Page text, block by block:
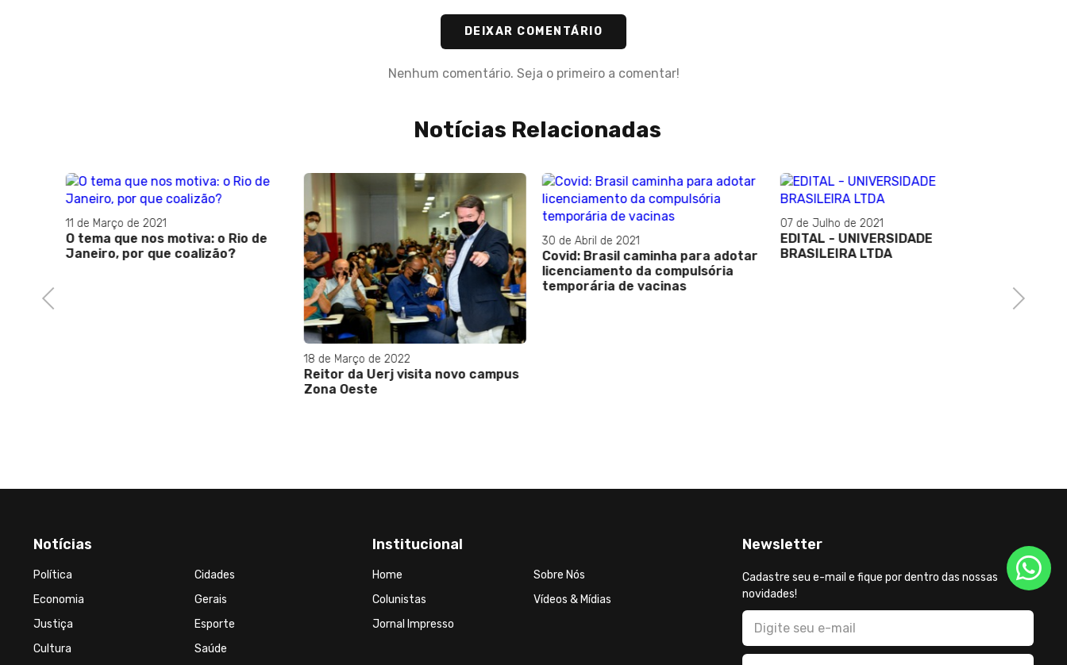
DEIXAR COMENTÁRIO
Nenhum comentário. Seja o primeiro a comentar!
Notícias Relacionadas
Previous
11 de Março de 2021
O tema que nos motiva: o Rio de
Janeiro, por que coalizão?
18 de Março de 2022
Reitor da Uerj visita novo campus
Zona Oeste
30 de Abril de 2021
Covid: Brasil caminha para adotar
licenciamento da compulsória
temporária de vacinas
07 de Julho de 2021
EDITAL - UNIVERSIDADE
BRASILEIRA LTDA
Next
Notícias
Política
Cidades
Economia
Gerais
Justiça
Esporte
Cultura
Saúde
Institucional
Home
Sobre Nós
Colunistas
Vídeos & Mídias
Jornal Impresso
Newsletter
Cadastre seu e-mail e fique por dentro das nossas
novidades!